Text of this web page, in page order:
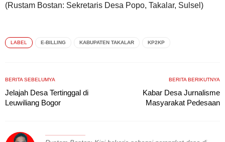
(Rustam Bostan: Sekretaris Desa Popo, Takalar, Sulsel)
LABEL E-BILLING KABUPATEN TAKALAR KP2KP
BERITA SEBELUMYA
Jelajah Desa Tertinggal di
Leuwiliang Bogor
BERITA BERIKUTNYA
Kabar Desa Jurnalisme
Masyarakat Pedesaan